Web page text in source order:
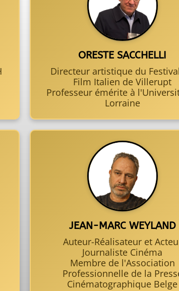
ORESTE SACCHELLI
Directeur artistique du
Film Italien de Villerupt
Professeur émérite à
Lorraine
JEAN-MARC WEYLAND
Auteur-Réalisateur et
Journaliste Cinéma
Membre de l'Association
Professionnelle de la
Cinématographique Belge